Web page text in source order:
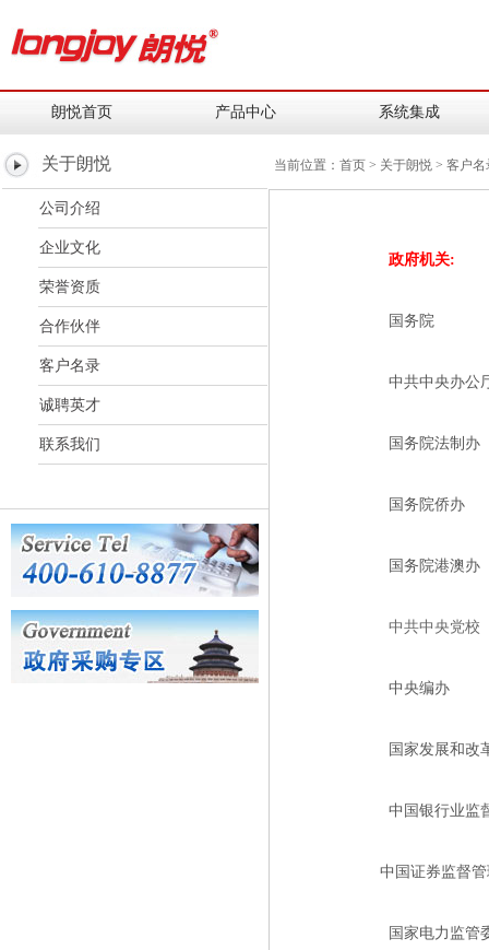
朗悦首页 产品中心 系统集成
关于朗悦
公司介绍
企业文化
荣誉资质
合作伙伴
客户名录
诚聘英才
联系我们
当前位置： 首页 > 关于朗悦 > 客户名
政府机关:
国务院
中共中央办公
国务院法制办
国务院侨办
国务院港澳办
中共中央党校
中央编办
国家发展和改
中国银行业监
中国证券监督
国家电力监管